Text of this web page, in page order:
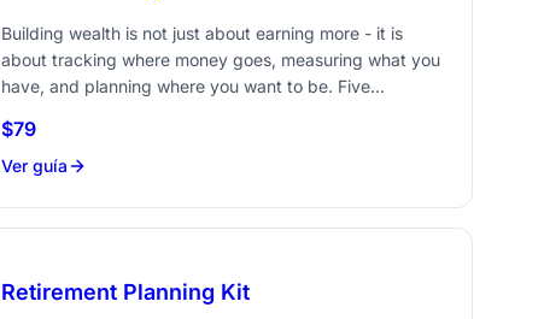
Building wealth is not just about earning more - it is
about tracking where money goes, measuring what you
have, and planning where you want to be. Five
$79
Ver guía
Retirement Planning Kit